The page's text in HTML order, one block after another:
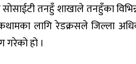
तनहुँ शाखाले तनहुँका
लागि रेडक्रसले जिल्ला
गरेको हो ।